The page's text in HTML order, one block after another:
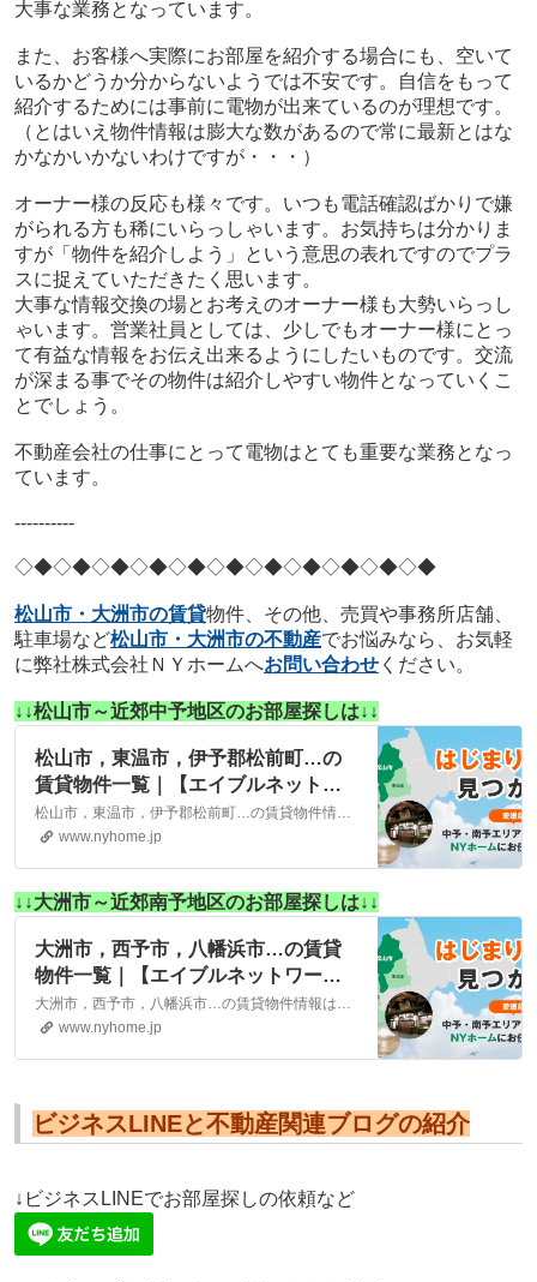
大事な業務となっています。
また、お客様へ実際にお部屋を紹介する場合にも、空いて
いるかどうか分からないようでは不安です。自信をもって
紹介するためには事前に電物が出来ているのが理想です。
（とはいえ物件情報は膨大な数があるので常に最新とはな
かなかいかないわけですが・・・）
オーナー様の反応も様々です。いつも電話確認ばかりで嫌
がられる方も稀にいらっしゃいます。お気持ちは分かりま
すが「物件を紹介しよう」という意思の表れですのでプラ
スに捉えていただきたく思います。
大事な情報交換の場とお考えのオーナー様も大勢いらっし
ゃいます。営業社員としては、少しでもオーナー様にとっ
て有益な情報をお伝え出来るようにしたいものです。交流
が深まる事でその物件は紹介しやすい物件となっていくこ
とでしょう。
不動産会社の仕事にとって電物はとても重要な業務となっ
ています。
----------
◇◆◇◆◇◆◇◆◇◆◇◆◇◆◇◆◇◆◇◆◇◆
松山市・大洲市の賃貸物件、その他、売買や事務所店舗、
駐車場など松山市・大洲市の不動産でお悩みなら、お気軽
に弊社株式会社ＮＹホームへお問い合わせください。
↓↓松山市～近郊中予地区のお部屋探しは↓↓
松山市，東温市，伊予郡松前町…の
賃貸物件一覧｜【エイブルネットワ
ーク】(株)NYホーム 松山市・大洲
市の賃貸・不動産
松山市，東温市，伊予郡松前町…の賃貸物件情報は、こちらに掲載しております。株式会社NYホームが自信を持ってご紹介する物件ばかりとなっております。お客様のニーズにそった物件が見つかりましたら、弊社までお気軽にお問い合わせください。
www.nyhome.jp
↓↓大洲市～近郊南予地区のお部屋探しは↓↓
大洲市，西予市，八幡浜市…の賃貸
物件一覧｜【エイブルネットワー
ク】(株)NYホーム 松山市・大洲市
の賃貸・不動産
大洲市，西予市，八幡浜市…の賃貸物件情報は、こちらに掲載しております。株式会社NYホームが自信を持ってご紹介する物件ばかりとなっております。お客様のニーズにそった物件が見つかりましたら、弊社までお気軽にお問い合わせください。
www.nyhome.jp
ビジネスLINEと不動産関連ブログの紹介
↓ビジネスLINEでお部屋探しの依頼など